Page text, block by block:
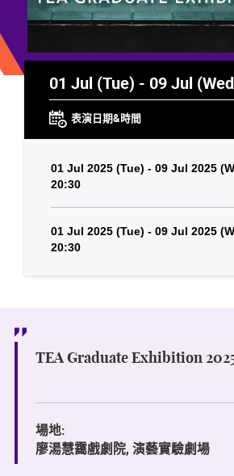
01 Jul (Tue) - 09 Jul
表演日期&時間
01 Jul 2025 (Tue) - 09 Jul 2025
20:30
01 Jul 2025 (Tue) - 09 Jul 2025
20:30
TEA Graduate Exhibition
場地:
廖湯慧靄戲劇院, 演藝實驗劇場